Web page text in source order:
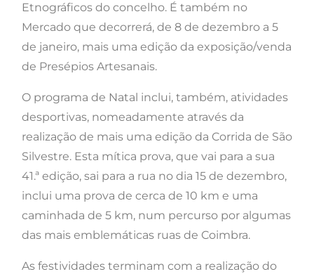
Etnográficos do concelho. É também no
Mercado que decorrerá, de 8 de dezembro a 5
de janeiro, mais uma edição da exposição/venda
de Presépios Artesanais.
O programa de Natal inclui, também, atividades
desportivas, nomeadamente através da
realização de mais uma edição da Corrida de São
Silvestre. Esta mítica prova, que vai para a sua
41.ª edição, sai para a rua no dia 15 de dezembro,
inclui uma prova de cerca de 10 km e uma
caminhada de 5 km, num percurso por algumas
das mais emblemáticas ruas de Coimbra.
As festividades terminam com a realização do